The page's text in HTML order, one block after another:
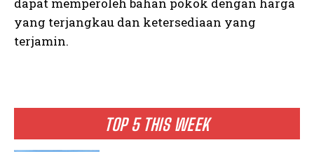
TOP 5 THIS WEEK
yang terjangkau dan ketersediaan yang
terjamin.